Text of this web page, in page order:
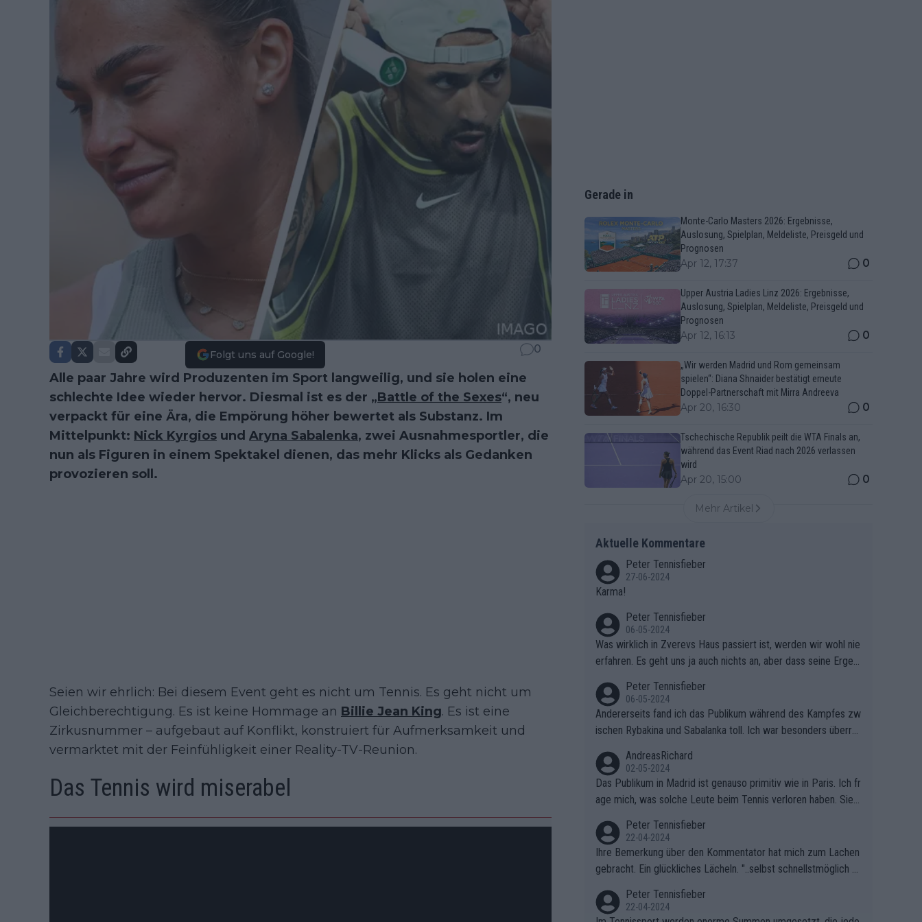
Folgt uns auf Google! 0
Alle paar Jahre wird Produzenten im Sport langweilig, und sie holen eine
schlechte Idee wieder hervor. Diesmal ist es der „Battle of the Sexes“, neu
verpackt für eine Ära, die Empörung höher bewertet als Substanz. Im
Mittelpunkt: Nick Kyrgios und Aryna Sabalenka, zwei Ausnahmesportler, die
nun als Figuren in einem Spektakel dienen, das mehr Klicks als Gedanken
provozieren soll.
Seien wir ehrlich: Bei diesem Event geht es nicht um Tennis. Es geht nicht um
Gleichberechtigung. Es ist keine Hommage an Billie Jean King. Es ist eine
Zirkusnummer – aufgebaut auf Konflikt, konstruiert für Aufmerksamkeit und
vermarktet mit der Feinfühligkeit einer Reality-TV-Reunion.
Das Tennis wird miserabel
Gerade in
Monte-Carlo Masters 2026: Ergebnisse,
Auslosung, Spielplan, Meldeliste, Preisgeld und
Prognosen
Apr 12, 17:37 0
Upper Austria Ladies Linz 2026: Ergebnisse,
Auslosung, Spielplan, Meldeliste, Preisgeld und
Prognosen
Apr 12, 16:13 0
„Wir werden Madrid und Rom gemeinsam
spielen“: Diana Shnaider bestätigt erneute
Doppel-Partnerschaft mit Mirra Andreeva
Apr 20, 16:30 0
Tschechische Republik peilt die WTA Finals an,
während das Event Riad nach 2026 verlassen
wird
Apr 20, 15:00 0
Mehr Artikel
Aktuelle Kommentare
Peter Tennisfieber
27-06-2024
Karma!
Peter Tennisfieber
06-05-2024
Was wirklich in Zverevs Haus passiert ist, werden wir wohl nie
erfahren. Es geht uns ja auch nichts an, aber dass seine Ergeb
Peter Tennisfieber
06-05-2024
Andererseits fand ich das Publikum während des Kampfes zw
ischen Rybakina und Sabalanka toll. Ich war besonders überras
AndreasRichard
02-05-2024
Das Publikum in Madrid ist genauso primitiv wie in Paris. Ich fr
age mich, was solche Leute beim Tennis verloren haben. Sie s
ben.
Peter Tennisfieber
22-04-2024
Ihre Bemerkung über den Kommentator hat mich zum Lachen
gebracht. Ein glückliches Lächeln. "..selbst schnellstmöglich na
Peter Tennisfieber
22-04-2024